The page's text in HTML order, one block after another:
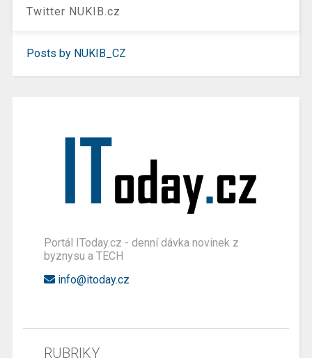
Twitter NUKIB.cz
Posts by NUKIB_CZ
Portál IToday.cz - denní dávka novinek z
byznysu a TECH
info@itoday.cz
RUBRIKY